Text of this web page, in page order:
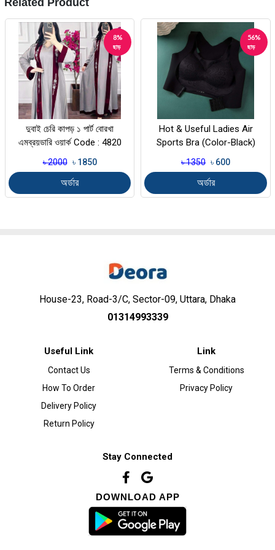
Related Product
8%
ছাড়
দুবাই চেরি কাপড় ১ পার্ট বোরখা
এমব্রয়ডারি ওয়ার্ক Code : 4820
৳ 2000 ৳ 1850
অর্ডার
56%
ছাড়
Hot & Useful Ladies Air
Sports Bra (Color-Black)
৳ 1350 ৳ 600
অর্ডার
House-23, Road-3/C, Sector-09, Uttara, Dhaka
01314993339
Useful Link
Contact Us
How To Order
Delivery Policy
Return Policy
Link
Terms & Conditions
Privacy Policy
Stay Connected
DOWNLOAD APP